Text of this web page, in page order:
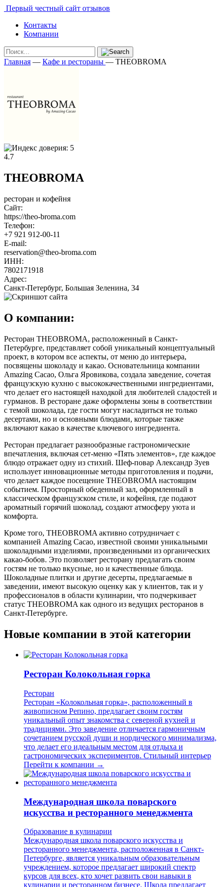
Первый честный сайт отзывов
Контакты
Компании
Главная — Кафе и рестораны — THEOBROMA
4.7
THEOBROMA
ресторан и кофейня
Сайт:
https://theo-broma.com
Телефон:
+7 921 912-00-11
E-mail:
reservation@theo-broma.com
ИНН:
7802171918
Адрес:
Санкт-Петербург, Большая Зеленина, 34
О компании:
Ресторан THEOBROMA, расположенный в Санкт-
Петербурге, представляет собой уникальный концептуальный
проект, в котором все аспекты, от меню до интерьера,
посвящены шоколаду и какао. Основательница компании
Amazing Cacao, Ольга Яровикова, создала заведение, сочетая
французскую кухню с высококачественными ингредиентами,
что делает его настоящей находкой для любителей сладостей и
гурманов. В ресторане даже оформлены зоны в соответствии
с темой шоколада, где гости могут насладиться не только
десертами, но и основными блюдами, которые также
включают какао в качестве ключевого ингредиента.
Ресторан предлагает разнообразные гастрономические
впечатления, включая сет-меню «Пять элементов», где каждое
блюдо отражает одну из стихий. Шеф-повар Александр Зуев
использует инновационные методы приготовления и подачи,
что делает каждое посещение THEOBROMA настоящим
событием. Просторный обеденный зал, оформленный в
классическом французском стиле, и кофейня, где подают
ароматный горячий шоколад, создают атмосферу уюта и
комфорта.
Кроме того, THEOBROMA активно сотрудничает с
компанией Amazing Cacao, известной своими уникальными
шоколадными изделиями, произведенными из органических
какао-бобов. Это позволяет ресторану предлагать своим
гостям не только вкусные, но и качественные блюда.
Шоколадные плитки и другие десерты, предлагаемые в
заведении, имеют высокую оценку как у клиентов, так и у
профессионалов в области кулинарии, что подчеркивает
статус THEOBROMA как одного из ведущих ресторанов в
Санкт-Петербурге.
Новые компании в этой категории
Ресторан Колокольная горка
Ресторан
Ресторан «Колокольная горка», расположенный в
живописном Репино, предлагает своим гостям
уникальный опыт знакомства с северной кухней и
традициями. Это заведение отличается гармоничным
сочетанием русской души и нордического минимализма,
что делает его идеальным местом для отдыха и
гастрономических экспериментов. Стильный интерьер
Перейти к компании →
Международная школа поварского
искусства и ресторанного менеджмента
Образование в кулинарии
Международная школа поварского искусства и
ресторанного менеджмента, расположенная в Санкт-
Петербурге, является уникальным образовательным
учреждением, которое предлагает широкий спектр
курсов для всех, кто хочет развить свои навыки в
кулинарии и ресторанном бизнесе. Школа предлагает